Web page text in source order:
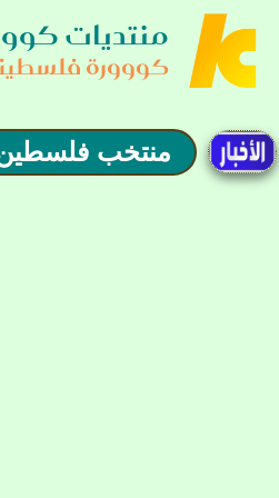
منتديات
كووورة
منتخب فلسطين